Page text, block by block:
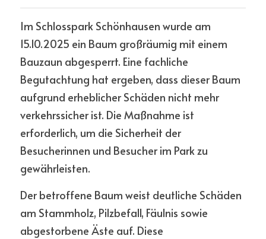
Im Schlosspark Schönhausen wurde am
15.10.2025 ein Baum großräumig mit einem
Bauzaun abgesperrt. Eine fachliche
Begutachtung hat ergeben, dass dieser Baum
aufgrund erheblicher Schäden nicht mehr
verkehrssicher ist. Die Maßnahme ist
erforderlich, um die Sicherheit der
Besucherinnen und Besucher im Park zu
gewährleisten.
Der betroffene Baum weist deutliche Schäden
am Stammholz, Pilzbefall, Fäulnis sowie
abgestorbene Äste auf. Diese